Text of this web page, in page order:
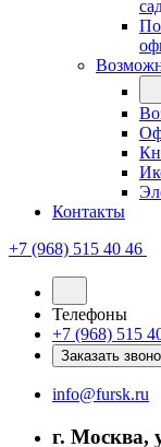
Контакты
+7 (968) 515 40 46
Телефоны
+7 (968) 515
Заказать
info@fursk.ru
г. Москва,